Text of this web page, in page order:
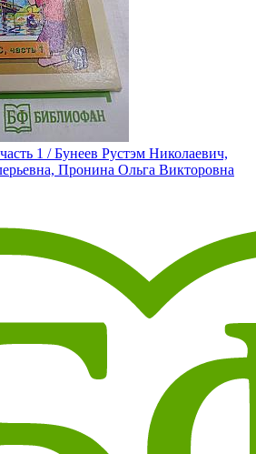
1 / Бунеев Рустэм Николаевич,
Пронина Ольга Викторовна